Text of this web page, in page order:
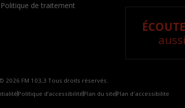
de traitement
2026 FM 103,3 Tous droits réservés.
Politique d’accessibilité Plan du site Plan d'accessibilite